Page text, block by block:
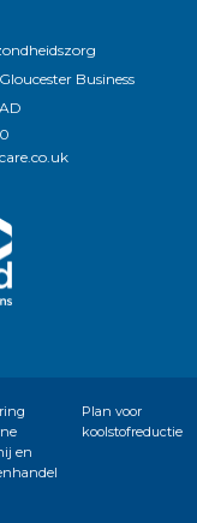
Business
en
Plan voor
koolstofreductie